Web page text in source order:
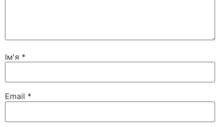
Ім'я *
Email *